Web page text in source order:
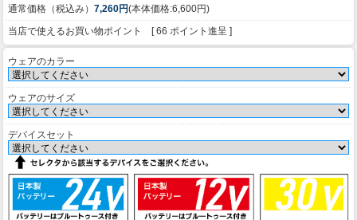
通常価格（税込み） 7,260円(本体価格:6,600円)
当店で使えるお買い物ポイント [ 66 ポイント進呈 ]
ウェアのカラー
ウェアのサイズ
デバイスセット